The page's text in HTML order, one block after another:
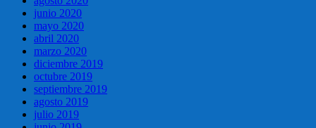
junio 2020
mayo 2020
abril 2020
marzo 2020
diciembre 2019
octubre 2019
septiembre 2019
agosto 2019
julio 2019